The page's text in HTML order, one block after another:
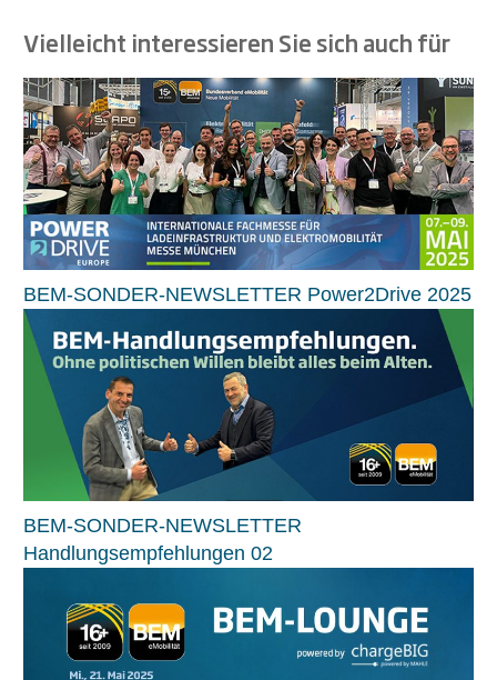
Vielleicht interessieren Sie sich auch für
BEM-SONDER-NEWSLETTER Power2Drive 2025
BEM-SONDER-NEWSLETTER
Handlungsempfehlungen 02